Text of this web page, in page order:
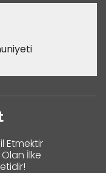
Etmektir
İlke